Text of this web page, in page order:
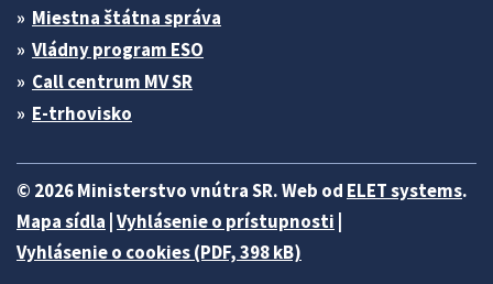
Miestna štátna správa
Vládny program ESO
Call centrum MV SR
E-trhovisko
© 2026 Ministerstvo vnútra SR. Web od ELET systems.
Mapa sídla Vyhlásenie o prístupnosti
Vyhlásenie o cookies (PDF, 398 kB)